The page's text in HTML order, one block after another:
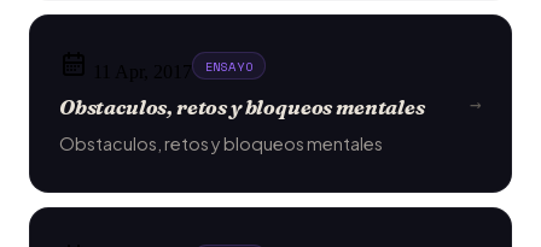
11 Apr, 2017 ENSAYO
Obstaculos, retos y bloqueos mentales
Obstaculos, retos y bloqueos mentales
→